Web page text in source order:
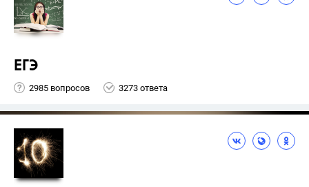
ЕГЭ
2985 вопросов 3273 ответа